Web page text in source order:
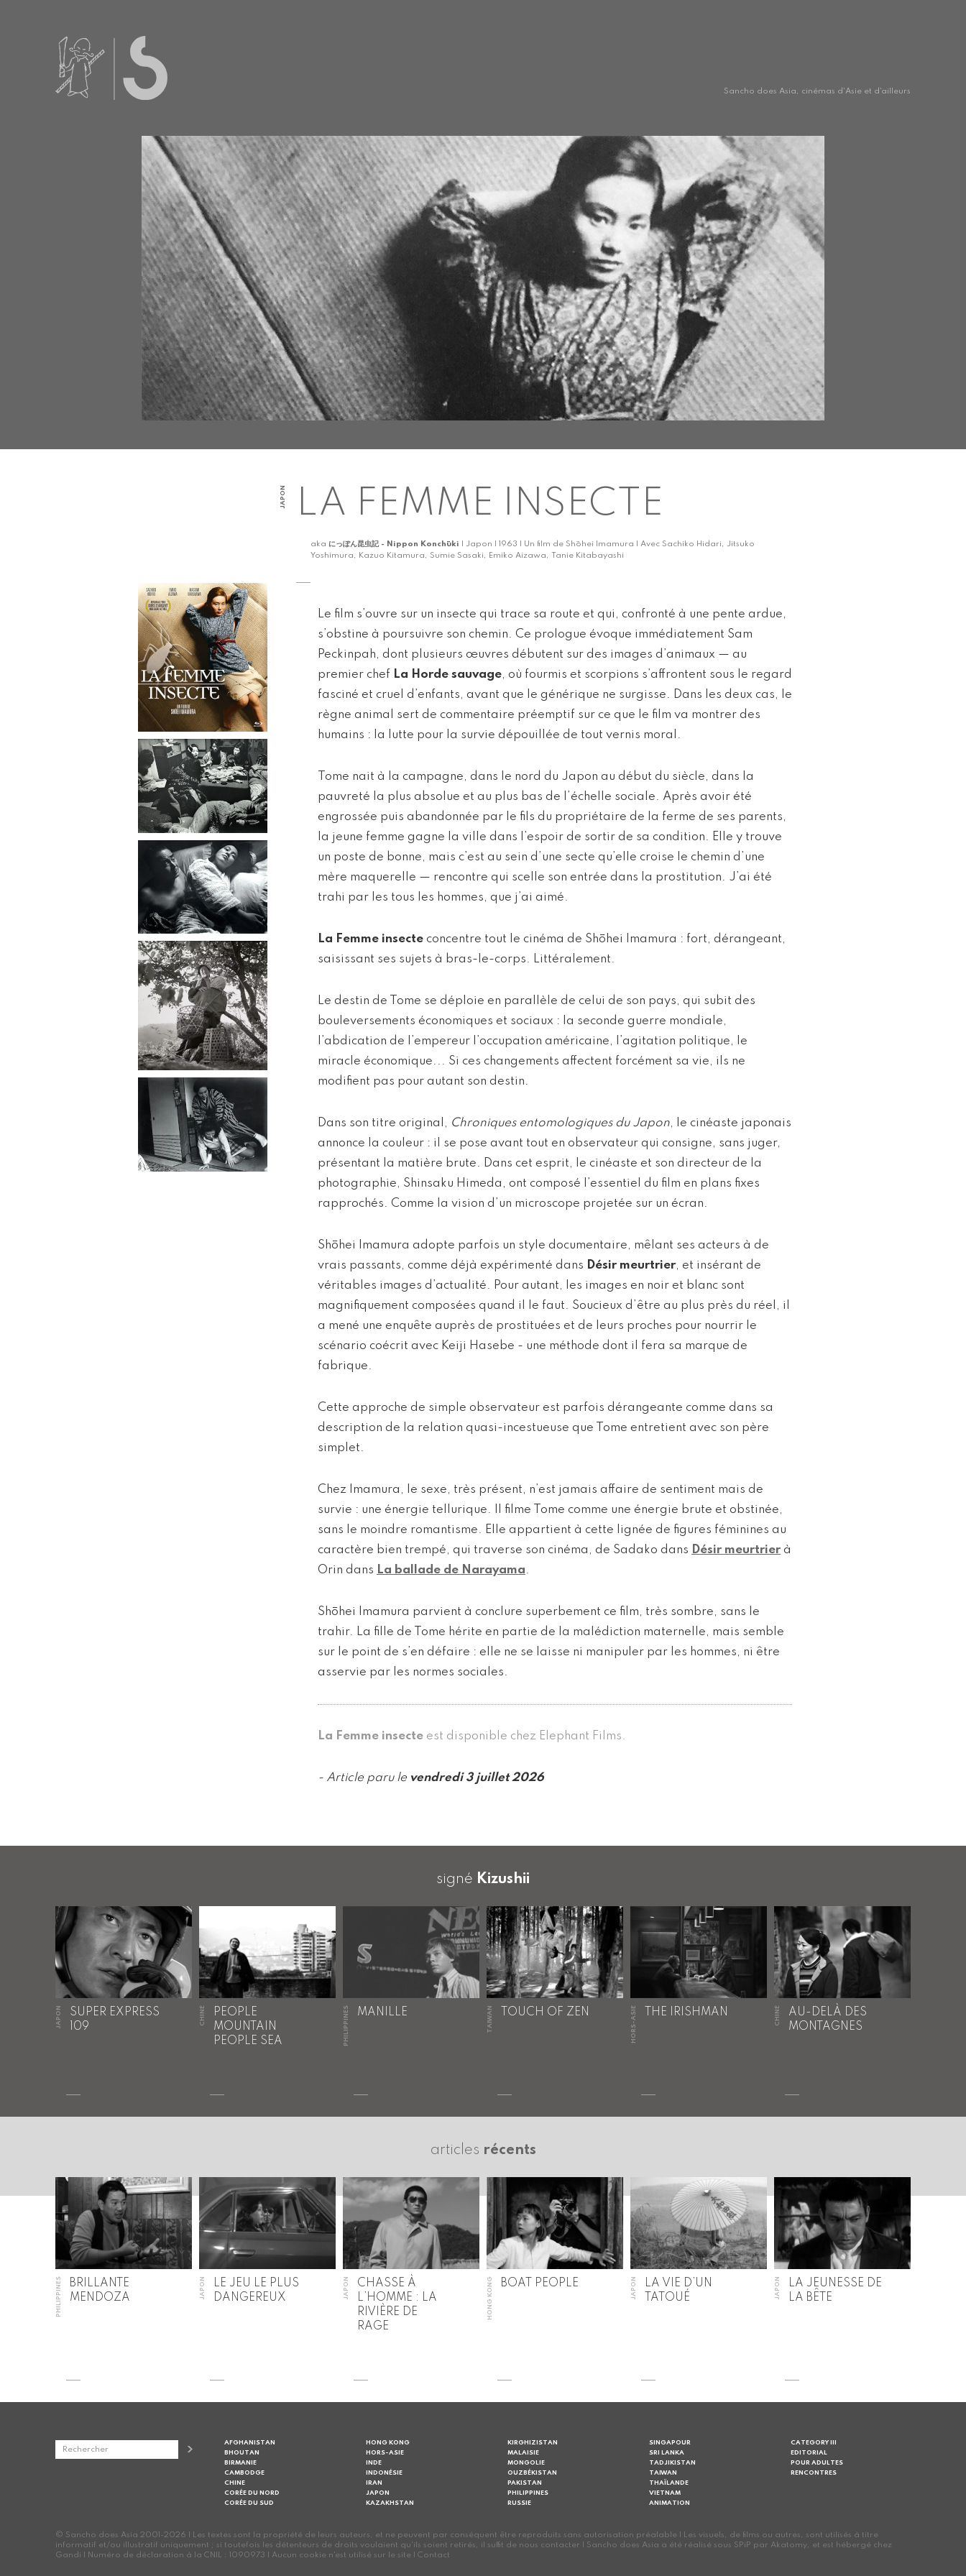
Sancho does Asia, cinémas d'Asie et d'ailleurs
JAPON LA FEMME INSECTE
aka にっぽん昆虫記 - Nippon Konchūki
| Japon | 1963 | Un film de Shōhei Imamura | Avec Sachiko Hidari, Jitsuko
Yoshimura, Kazuo Kitamura, Sumie Sasaki, Emiko Aizawa, Tanie Kitabayashi
Le film s’ouvre sur un insecte qui trace sa route et qui, confronté à une pente ardue,
s’obstine à poursuivre son chemin. Ce prologue évoque immédiatement Sam
Peckinpah, dont plusieurs œuvres débutent sur des images d’animaux — au
premier chef La Horde sauvage, où fourmis et scorpions s’affrontent sous le regard
fasciné et cruel d’enfants, avant que le générique ne surgisse. Dans les deux cas, le
règne animal sert de commentaire préemptif sur ce que le film va montrer des
humains : la lutte pour la survie dépouillée de tout vernis moral.
Tome nait à la campagne, dans le nord du Japon au début du siècle, dans la
pauvreté la plus absolue et au plus bas de l’échelle sociale. Après avoir été
engrossée puis abandonnée par le fils du propriétaire de la ferme de ses parents,
la jeune femme gagne la ville dans l’espoir de sortir de sa condition. Elle y trouve
un poste de bonne, mais c’est au sein d’une secte qu’elle croise le chemin d’une
mère maquerelle — rencontre qui scelle son entrée dans la prostitution. J’ai été
trahi par les tous les hommes, que j’ai aimé.
La Femme insecte concentre tout le cinéma de Shōhei Imamura : fort, dérangeant,
saisissant ses sujets à bras-le-corps. Littéralement.
Le destin de Tome se déploie en parallèle de celui de son pays, qui subit des
bouleversements économiques et sociaux : la seconde guerre mondiale,
l’abdication de l’empereur l’occupation américaine, l’agitation politique, le
miracle économique... Si ces changements affectent forcément sa vie, ils ne
modifient pas pour autant son destin.
Dans son titre original, Chroniques entomologiques du Japon, le cinéaste japonais
annonce la couleur : il se pose avant tout en observateur qui consigne, sans juger,
présentant la matière brute. Dans cet esprit, le cinéaste et son directeur de la
photographie, Shinsaku Himeda, ont composé l’essentiel du film en plans fixes
rapprochés. Comme la vision d’un microscope projetée sur un écran.
Shōhei Imamura adopte parfois un style documentaire, mêlant ses acteurs à de
vrais passants, comme déjà expérimenté dans Désir meurtrier, et insérant de
véritables images d’actualité. Pour autant, les images en noir et blanc sont
magnifiquement composées quand il le faut. Soucieux d’être au plus près du réel, il
a mené une enquête auprès de prostituées et de leurs proches pour nourrir le
scénario coécrit avec Keiji Hasebe - une méthode dont il fera sa marque de
fabrique.
Cette approche de simple observateur est parfois dérangeante comme dans sa
description de la relation quasi-incestueuse que Tome entretient avec son père
simplet.
Chez Imamura, le sexe, très présent, n’est jamais affaire de sentiment mais de
survie : une énergie tellurique. Il filme Tome comme une énergie brute et obstinée,
sans le moindre romantisme. Elle appartient à cette lignée de figures féminines au
caractère bien trempé, qui traverse son cinéma, de Sadako dans Désir meurtrierà
Orin dans La ballade de Narayama.
Shōhei Imamura parvient à conclure superbement ce film, très sombre, sans le
trahir. La fille de Tome hérite en partie de la malédiction maternelle, mais semble
sur le point de s’en défaire : elle ne se laisse ni manipuler par les hommes, ni être
asservie par les normes sociales.
La Femme insecte est disponible chez Elephant Films.
- Article paru le vendredi 3 juillet 2026
signé Kizushii
JAPON
SUPER EXPRESS
109
CHINE
PEOPLE
MOUNTAIN
PEOPLE SEA
PHILIPPINES MANILLE TAIWAN TOUCH OF ZEN HORS-ASIE THE IRISHMAN CHINE
AU-DELÀ DES
MONTAGNES
articles récents
PHILIPPINES
BRILLANTE
MENDOZA
JAPON
LE JEU LE PLUS
DANGEREUX
JAPON
CHASSE À
L’HOMME : LA
RIVIÈRE DE
RAGE
HONG KONG BOAT PEOPLE JAPON
LA VIE D’UN
TATOUÉ
JAPON
LA JEUNESSE DE
LA BÊTE
AFGHANISTAN
BHOUTAN
BIRMANIE
CAMBODGE
CHINE
CORÉE DU NORD
CORÉE DU SUD
HONG KONG
HORS-ASIE
INDE
INDONÉSIE
IRAN
JAPON
KAZAKHSTAN
KIRGHIZISTAN
MALAISIE
MONGOLIE
OUZBÉKISTAN
PAKISTAN
PHILIPPINES
RUSSIE
SINGAPOUR
SRI LANKA
TADJIKISTAN
TAIWAN
THAÏLANDE
VIETNAM
ANIMATION
CATEGORY III
EDITORIAL
POUR ADULTES
RENCONTRES
© Sancho does Asia 2001-2026 | Les textes sont la propriété de leurs auteurs, et ne peuvent par conséquent être reproduits sans autorisation préalable | Les visuels, de films ou autres, sont utilisés à titre
informatif et/ou illustratif uniquement ; si toutefois les détenteurs de droits voulaient qu'ils soient retirés, il suffit de nous contacter | Sancho does Asia a été réalisé sous SPiP par Akatomy, et est hébergé chez
Gandi | Numéro de déclaration à la CNIL : 1090973 | Aucun cookie n'est utilisé sur le site | Contact